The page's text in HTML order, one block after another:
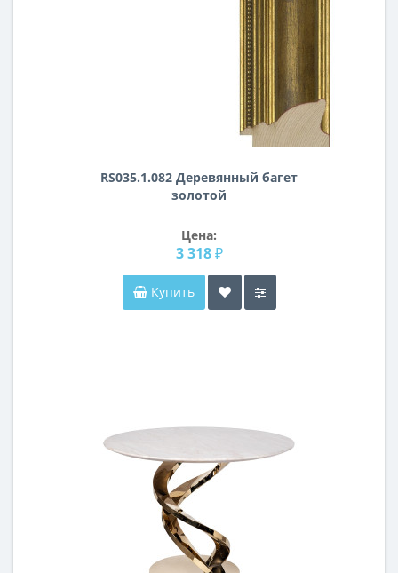
RS035.1.082 Деревянный багет
золотой
Цена:
3 318 ₽
Купить